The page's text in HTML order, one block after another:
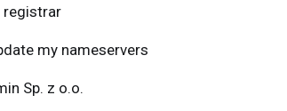
registrar
my nameservers
Sp. z o.o.